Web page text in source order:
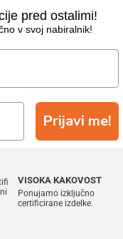
pred ostalimi!
v svoj nabiralnik!
Prijavi me!
VISOKA KAKOVOST
Ponujamo izključno
certificirane izdelke.